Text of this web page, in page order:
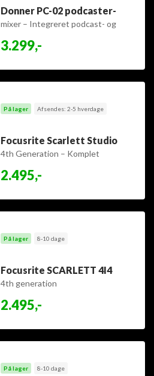
Donner PC-02 podcaster-
mixer – Integreret podcast- og
3.299,-
På lager Afsendes: 2-5 hverdage
Focusrite Scarlett Studio
4th Generation – Komplet
2.495,-
På lager 8-10 dage
Focusrite SCARLETT 4I4
4th generation
2.495,-
På lager 8-10 dage